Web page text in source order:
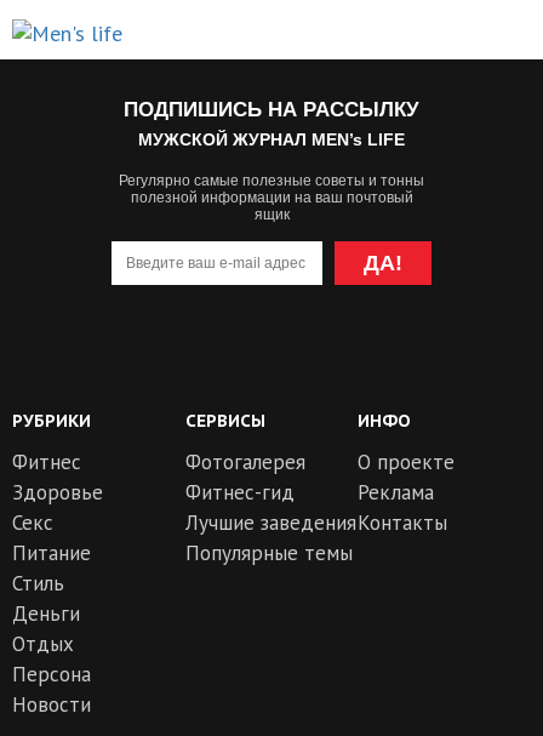
ПОДПИШИСЬ НА РАССЫЛКУ
МУЖСКОЙ ЖУРНАЛ MEN’s LIFE
Регулярно самые полезные советы и тонны
полезной информации на ваш почтовый
ящик
ДА!
РУБРИКИ
Фитнес
Здоровье
Секс
Питание
Стиль
Деньги
Отдых
Персона
Новости
СЕРВИСЫ
Фотогалерея
Фитнес-гид
Лучшие заведения
Популярные темы
ИНФО
О проекте
Реклама
Контакты